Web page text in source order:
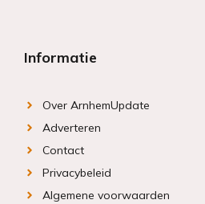
Informatie
Over ArnhemUpdate
Adverteren
Contact
Privacybeleid
Algemene voorwaarden